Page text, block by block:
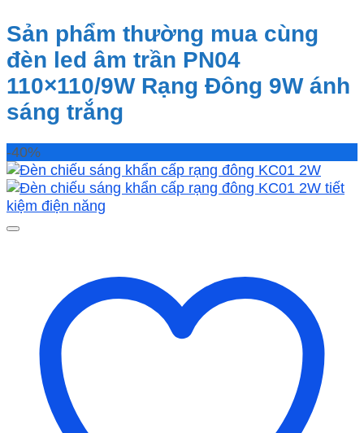
Sản phẩm thường mua cùng
đèn led âm trần PN04
110×110/9W Rạng Đông 9W ánh
sáng trắng
-40%